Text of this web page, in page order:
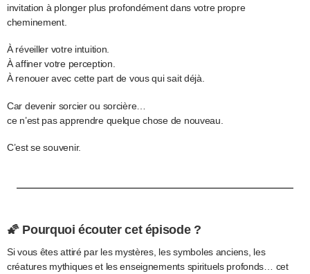
invitation à plonger plus profondément dans votre propre
cheminement.
À réveiller votre intuition.
À affiner votre perception.
À renouer avec cette part de vous qui sait déjà.
Car devenir sorcier ou sorcière…
ce n’est pas apprendre quelque chose de nouveau.
C’est se souvenir.
🌠 Pourquoi écouter cet épisode ?
Si vous êtes attiré par les mystères, les symboles anciens, les
créatures mythiques et les enseignements spirituels profonds… cet